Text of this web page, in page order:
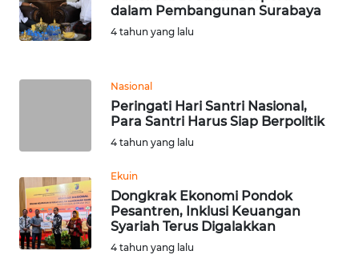
dalam Pembangunan Surabaya
4 tahun yang lalu
Nasional
Peringati Hari Santri Nasional,
Para Santri Harus Siap Berpolitik
4 tahun yang lalu
Ekuin
Dongkrak Ekonomi Pondok
Pesantren, Inklusi Keuangan
Syariah Terus Digalakkan
4 tahun yang lalu
WN
JAMBI
NTB
WN
SULTENG
WN